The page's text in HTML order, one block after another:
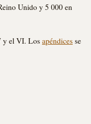
Unido y 5 000 en
y el VI. Los apéndices se